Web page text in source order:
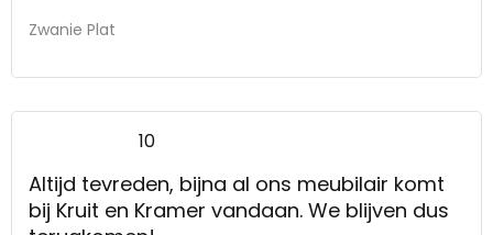
Zwanie Plat
10
Altijd tevreden, bijna al ons meubilair komt
bij Kruit en Kramer vandaan. We blijven dus